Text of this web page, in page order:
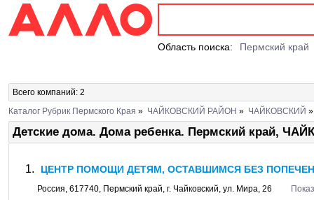
Область поиска: Пермский край
Всего компаний: 2
Каталог Рубрик Пермского Края » ЧАЙКОВСКИЙ РАЙОН » ЧАЙКОВСКИЙ
Детские дома. Дома ребенка. Пермский край,
ЦЕНТР ПОМОЩИ ДЕТЯМ, ОСТАВШИМСЯ БЕЗ
Россия, 617740, Пермский край, г. Чайковский, ул. Мира, 26